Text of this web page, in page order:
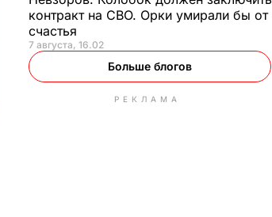
контракт на СВО. Орки умирали бы от
счастья
7 августа, 16.02
Больше блогов
РЕКЛАМА